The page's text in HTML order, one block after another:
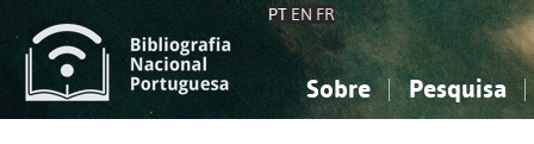
PT EN FR
Sobre Pesquisa